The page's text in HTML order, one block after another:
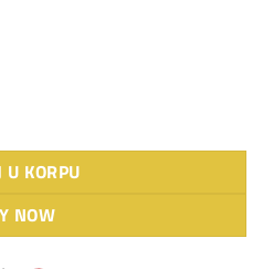
robot usisivač sa posudom količina
U KORPU
NOW